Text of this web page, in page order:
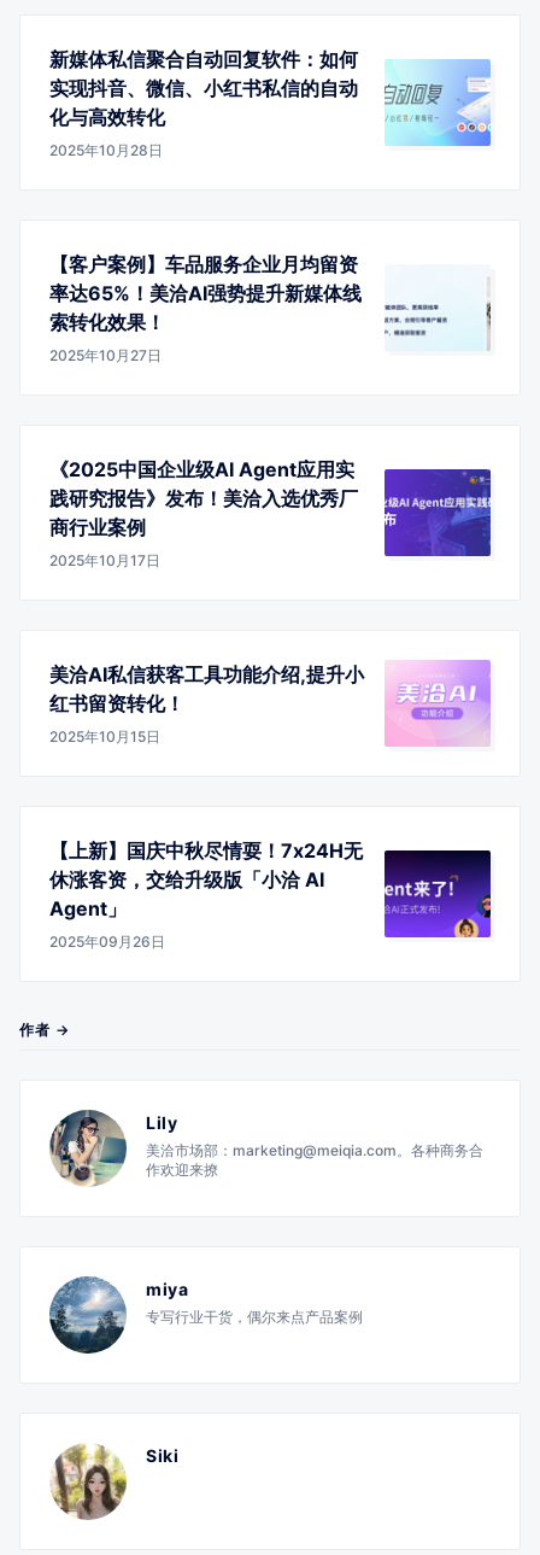
新媒体私信聚合自动回复软件：如何
实现抖音、微信、小红书私信的自动
化与高效转化
2025年10月28日
【客户案例】车品服务企业月均留资
率达65%！美洽AI强势提升新媒体线
索转化效果！
2025年10月27日
《2025中国企业级AI Agent应用实
践研究报告》发布！美洽入选优秀厂
商行业案例
2025年10月17日
美洽AI私信获客工具功能介绍,提升小
红书留资转化！
2025年10月15日
【上新】国庆中秋尽情耍！7x24H无
休涨客资，交给升级版「小洽 AI
Agent」
2025年09月26日
作者 →
Lily
美洽市场部：marketing@meiqia.com。各种商务合
作欢迎来撩
miya
专写行业干货，偶尔来点产品案例
Siki